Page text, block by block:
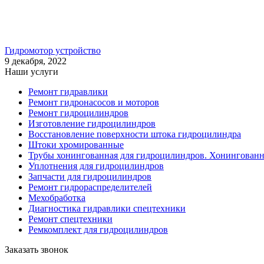
Гидромотор устройство
9 декабря, 2022
Наши услуги
Ремонт гидравлики
Ремонт гидронасосов и моторов
Ремонт гидроцилиндров
Изготовление гидроцилиндров
Восстановление поверхности штока гидроцилиндра
Штоки хромированные
Трубы хонингованная для гидроцилиндров.
Уплотнения для гидроцилиндров
Запчасти для гидроцилиндров
Ремонт гидрораспределителей
Мехобработка
Диагностика гидравлики спецтехники
Ремонт спецтехники
Ремкомплект для гидроцилиндров
Заказать звонок